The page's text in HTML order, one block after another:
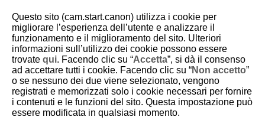
D180-029
Modalità Scena speciale
La fotocamera sceglie automaticamente le impostazioni più adatte
quando si seleziona una modalità di scatto per un soggetto o una scena.
Questo sito (cam.start.canon) utilizza i cookie per
migliorare l’esperienza dell’utente e analizzare il
funzionamento e il miglioramento del sito. Ulteriori
informazioni sull’utilizzo dei cookie possono essere
trovate qui. Facendo clic su “Accetta”, si dà il consenso
ad accettare tutti i cookie. Facendo clic su “Non accetto”
o se nessuno dei due viene selezionato, vengono
registrati e memorizzati solo i cookie necessari per fornire
i contenuti e le funzioni del sito. Questa impostazione può
essere modificata in qualsiasi momento.